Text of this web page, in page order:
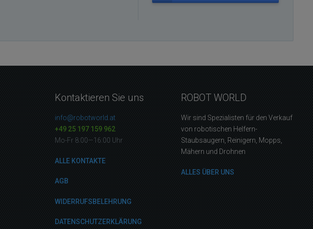
Kontaktieren Sie uns
info@robotworld.at
+49 25 197 159 962
Mo-Fr 8:00—16:00 Uhr
ALLE KONTAKTE
AGB
WIDERRUFSBELEHRUNG
DATENSCHUTZERKLÄRUNG
ROBOT WORLD
Wir sind Spezialisten für den Verkauf
von robotischen Helfern-
Staubsaugern, Reinigern, Mopps,
Mähern und Drohnen
ALLES ÜBER UNS